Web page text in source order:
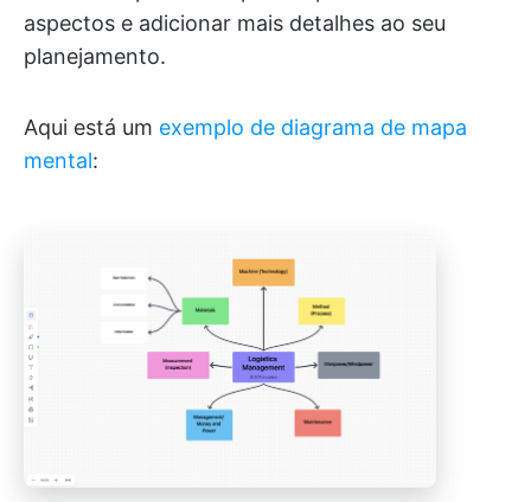
aspectos e adicionar mais detalhes ao seu
planejamento.
Aqui está um exemplo de diagrama de mapa
mental: